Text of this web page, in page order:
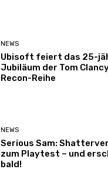
NEWS
Ubisoft feiert das 25-
Jubiläum der Tom
Recon-Reihe
NEWS
Serious Sam:
zum Playtest – und
bald!